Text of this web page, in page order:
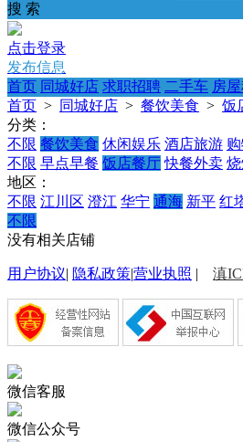
搜 索
点击登录
发布信息
首页 同城好店 求职招聘 二手车 房
首页 > 同城好店 > 餐饮美食 > 饭
分类：
不限 餐饮美食 休闲娱乐 酒店旅游
不限 早点早餐 饭店餐厅 快餐外卖
地区：
不限 江川区 澄江 华宁 通海 新平 红
不限
没有相关店铺
用户协议| 隐私政策|营业执照 | 滇
微信客服
微信公众号